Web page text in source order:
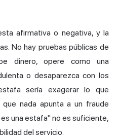
afirmativa o negativa, y la
No hay pruebas públicas de
dinero, opere como una
o desaparezca con los
sería exagerar lo que
nada apunta a un fraude
una estafa" no es suficiente,
del servicio.